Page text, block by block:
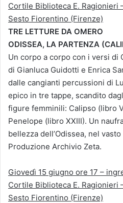
Cortile Biblioteca E. Ragionieri
Sesto Fiorentino (Firenze)
TRE LETTURE DA OMERO
ODISSEA, LA PARTENZA
Un corpo a corpo con i versi di
di Gianluca Guidotti e Enrica
dalle cangianti percussioni di
epico in tre tappe, scandito
figure femminili: Calipso (libro
Penelope (libro XXIII). Un
bellezza dell’Odissea, nel
Produzione Archivio Zeta.
Giovedì 15 giugno ore 17 –
Cortile Biblioteca E. Ragionieri
Sesto Fiorentino (Firenze)